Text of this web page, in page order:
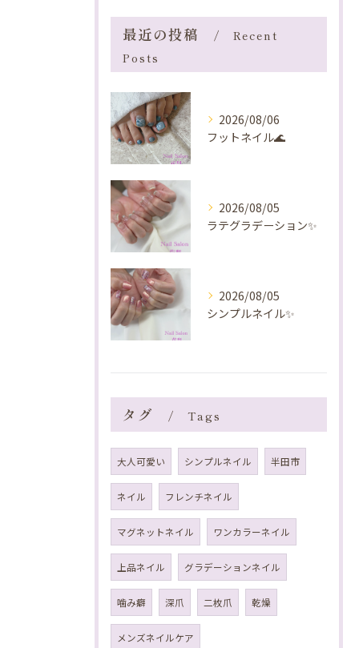
最近の投稿
Recent
Posts
2026/08/06
フットネイル🌊
2026/08/05
ラテグラデーション✨️
2026/08/05
シンプルネイル✨️
タグ Tags
大人可愛い シンプルネイル 半田市
ネイル フレンチネイル
マグネットネイル ワンカラーネイル
上品ネイル グラデーションネイル
噛み癖 深爪 二枚爪 乾燥
メンズネイルケア